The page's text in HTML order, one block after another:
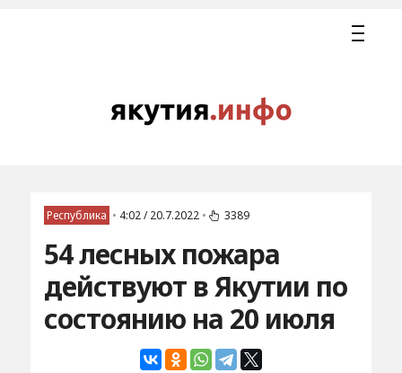
Республика • 4:02 / 20.7.2022 • 3389
54 лесных пожара
действуют в Якутии по
состоянию на 20 июля